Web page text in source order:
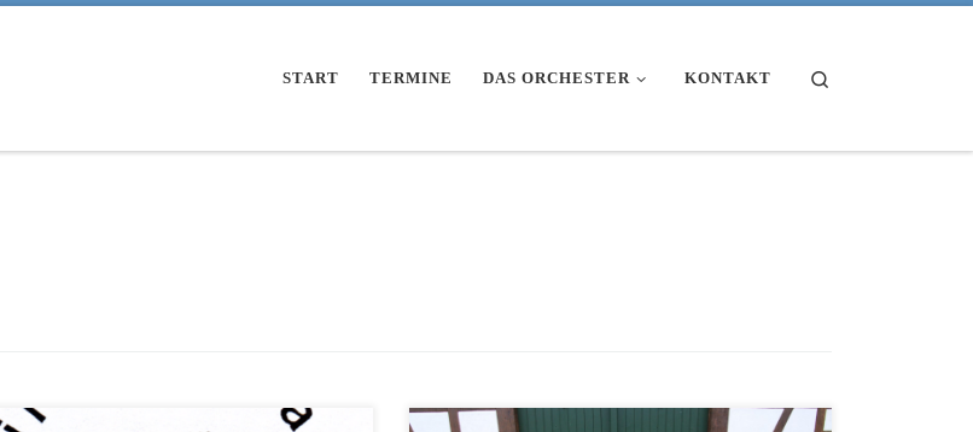
START TERMINE DAS ORCHESTER KONTAKT